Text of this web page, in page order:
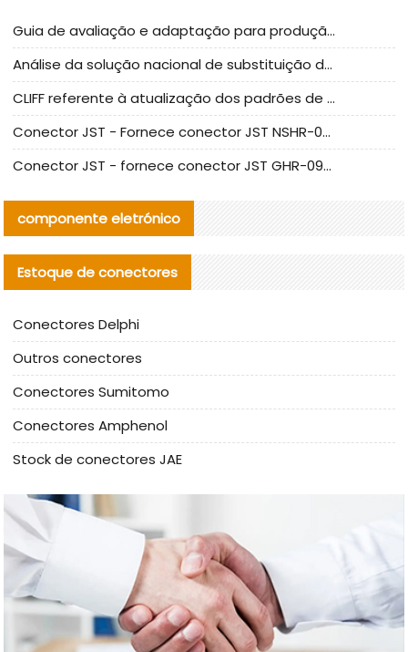
Guia de avaliação e adaptação para produção em massa de componentes de cabos nacionais CNC Tech
Análise da solução nacional de substituição da linha de alta frequência I-PEX
CLIFF referente à atualização dos padrões de teste de conectores nacionais
Conector JST - Fornece conector JST NSHR-02V-S original | substituto
Conector JST - fornece conector JST GHR-09V-S autêntico | substituto
componente eletrónico
Estoque de conectores
Conectores Delphi
Outros conectores
Conectores Sumitomo
Conectores Amphenol
Stock de conectores JAE